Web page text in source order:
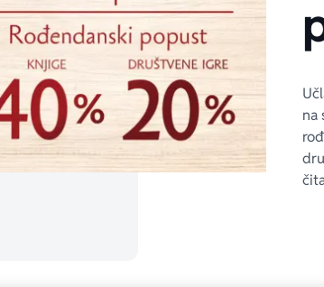
na